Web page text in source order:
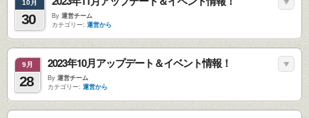
10月
30 By 運営チーム
カテゴリー: 運営から
9月
28
2023年10月アップデート＆イベント情報！
By 運営チーム
カテゴリー: 運営から